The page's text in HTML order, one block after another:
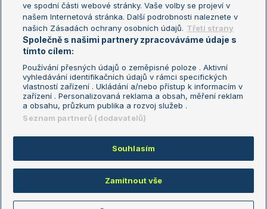
Fotbalové přestupy
Livesport Daily
LS Prague Open
Podmínky užití
Nastavení soukromí
GDPR a žurnalistika
Reklama
Kontakt
Informace o zpracování osobních
údajů
Copyright © 2008-2026 TenisPortal.cz. Využíváme zpravodajství ČTK.
ve spodní části webové stránky. Vaše volby se projeví v
našem Internetová stránka. Další podrobnosti naleznete v
našich Zásadách ochrany osobních údajů. Třetí strany
Společně s našimi partnery zpracováváme údaje s
tímto cílem:
Používání přesných údajů o zeměpisné poloze . Aktivní
vyhledávání identifikačních údajů v rámci specifických
vlastností zařízení . Ukládání a/nebo přístup k informacím v
zařízení . Personalizovaná reklama a obsah, měření reklam
a obsahu, průzkum publika a rozvoj služeb .
Seznam partnerů (dodavatelů)
Souhlasím
Zamítnout vše